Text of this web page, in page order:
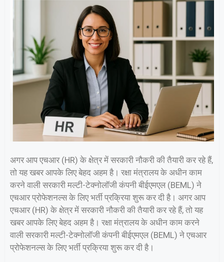
अगर आप एचआर (HR) के क्षेत्र में सरकारी नौकरी की तैयारी कर रहे हैं,
तो यह खबर आपके लिए बेहद अहम है। रक्षा मंत्रालय के अधीन काम
करने वाली सरकारी मल्टी-टेक्नोलॉजी कंपनी बीईएमएल (BEML) ने
एचआर प्रोफेशनल्स के लिए भर्ती प्रक्रिया शुरू कर दी है। अगर आप
एचआर (HR) के क्षेत्र में सरकारी नौकरी की तैयारी कर रहे हैं, तो यह
खबर आपके लिए बेहद अहम है। रक्षा मंत्रालय के अधीन काम करने
वाली सरकारी मल्टी-टेक्नोलॉजी कंपनी बीईएमएल (BEML) ने एचआर
प्रोफेशनल्स के लिए भर्ती प्रक्रिया शुरू कर दी है।